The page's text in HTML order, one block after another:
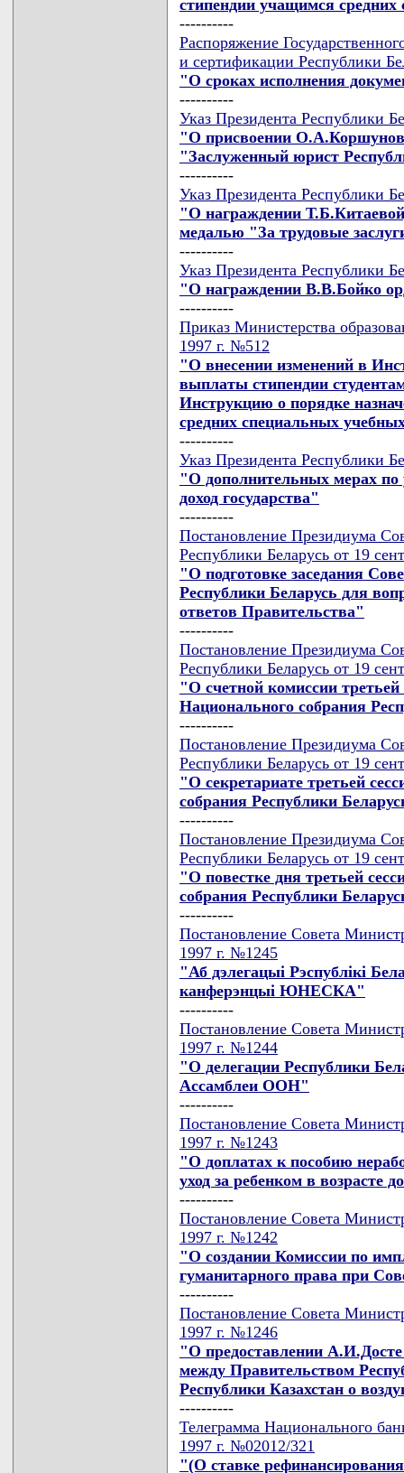
стипендии учащимся
----------
Распоряжение
и сертификации Республики
"О сроках исполнения
----------
Указ Президента Республики
"О присвоении
"Заслуженный юрист
----------
Указ Президента Республики
"О награждении
медалью "За трудовые
----------
Указ Президента Республики
"О награждении В.В.Бойко
----------
Приказ Министерства
1997 г. №512
"О внесении изменений в
выплаты стипендии
Инструкцию о порядке
средних специальных
----------
Указ Президента Республики
"О дополнительных мерах
доход государства"
----------
Постановление Президиума
Республики Беларусь от 19
"О подготовке заседания
Республики Беларусь для
ответов Правительства"
----------
Постановление Президиума
Республики Беларусь от 19
"О счетной комиссии
Национального собрания
----------
Постановление Президиума
Республики Беларусь от 19
"О секретариате третьей
собрания Республики
----------
Постановление Президиума
Республики Беларусь от 19
"О повестке дня третьей
собрания Республики
----------
Постановление Совета
1997 г. №1245
"Аб дэлегацыi Рэспублiкi
канферэнцыi ЮНЕСКА"
----------
Постановление Совета
1997 г. №1244
"О делегации Республики
Ассамблеи ООН"
----------
Постановление Совета
1997 г. №1243
"О доплатах к пособию
уход за ребенком в возрасте
----------
Постановление Совета
1997 г. №1242
"О создании Комиссии по
гуманитарного права при
----------
Постановление Совета
1997 г. №1246
"О предоставлении
между Правительством
Республики Казахстан о
----------
Телеграмма Национального
1997 г. №02012/321
"(О ставке